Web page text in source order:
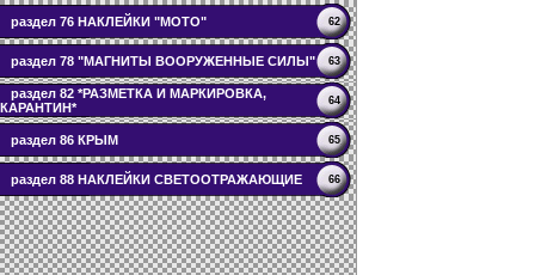
раздел 76 НАКЛЕЙКИ "МОТО" 62
раздел 78 "МАГНИТЫ ВООРУЖЕННЫЕ СИЛЫ" 63
раздел 82 *РАЗМЕТКА И МАРКИРОВКА,
КАРАНТИН*
64
раздел 86 КРЫМ 65
раздел 88 НАКЛЕЙКИ СВЕТООТРАЖАЮЩИЕ 66